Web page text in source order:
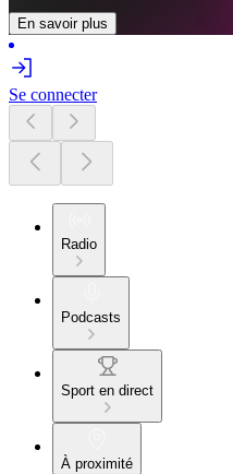
En savoir plus
Se connecter
Radio
Podcasts
Sport en direct
À proximité